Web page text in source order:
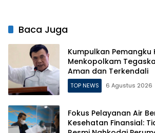
Baca Juga
Kumpulkan Pemangku
Menkopolkam
Aman dan Terkendali
TOP NEWS 6 Agustus 2026
Fokus Pelayanan Air
Kesehatan Finansial: